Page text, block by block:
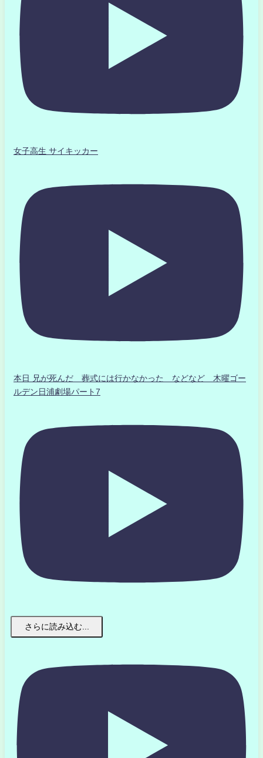
女子高生 サイキッカー
本日 兄が死んだ 葬式には行かなかった などなど 木曜ゴー
ルデン日浦劇場パート7
さらに読み込む...